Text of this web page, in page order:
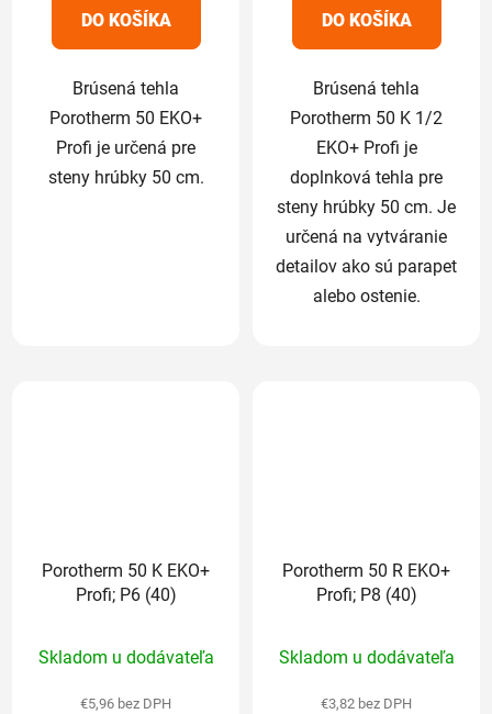
5
hviezdičiek.
DO KOŠÍKA
Brúsená tehla
Porotherm 50 EKO+
Profi je určená pre
steny hrúbky 50 cm.
5
hviezdičiek.
DO KOŠÍKA
Brúsená tehla
Porotherm 50 K 1/2
EKO+ Profi je
doplnková tehla pre
steny hrúbky 50 cm. Je
určená na vytváranie
detailov ako sú parapet
alebo ostenie.
Porotherm 50 K EKO+
Profi; P6 (40)
hodnotenie
produktu
Skladom u dodávateľa
€5,96 bez DPH
Porotherm 50 R EKO+
Profi; P8 (40)
hodnotenie
produktu
Skladom u dodávateľa
€3,82 bez DPH